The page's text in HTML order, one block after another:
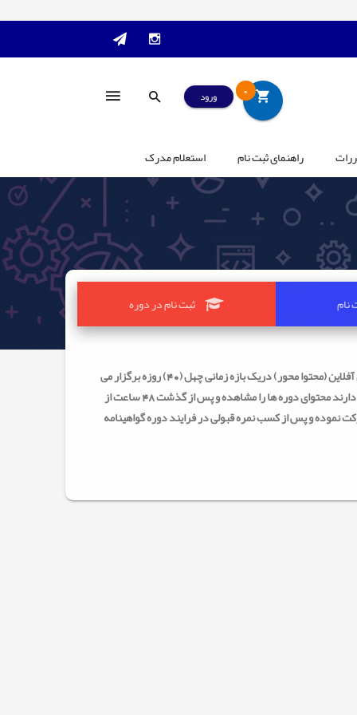
0 ورود
راهنمای ثبت نام استعلام مدرک
ثبت نام در دوره
قابل توجه همکاران ارجمند : جهت رفاه حال یادگیرندگان محترم دوره های آفلاین (محتوا محور) دریک بازه زمانی چهل (40) روزه برگزار می
گردد و یادگیرندگان محترم از زمان ثبت نام در دوره به مدت 40 روز مهلت دارند محتوای دوره ها را مشاهده و پس از گذشت 48 ساعت از
که به صورت 24 ساعته فعال است شرکت نموده و پس از کسب نمره قبولی در فرایند دوره گواهینامه